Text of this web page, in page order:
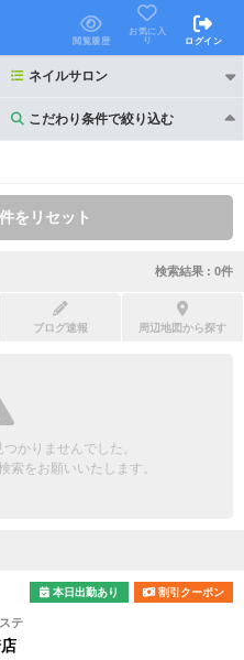
閲覧履歴
お気に入
り
ログイン
ネイルサロン
こだわり条件で絞り込む
こだわり条件で絞り込む
リピーター割引あり
団体様歓迎
岩盤浴あり
をリセット
検索結果 : 0件
ブログ速報 周辺地図から探す
かりませんでした。
索をお願いいたします。
本日出勤あり 割引クーポン
テ